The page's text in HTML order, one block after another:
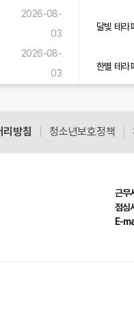
2026-08-
03
2026-08-
03
달빛 테라
한별 테라
리방침 청소년보호정책
근무
점심
E-